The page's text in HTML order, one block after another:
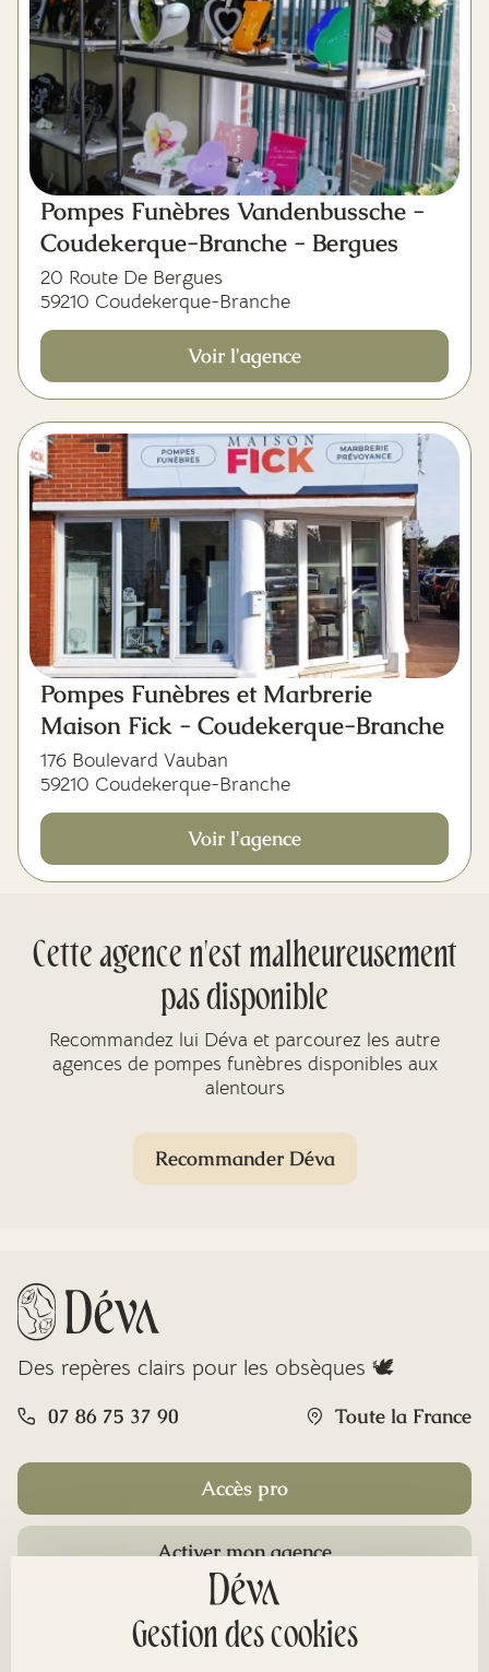
Pompes Funèbres Vandenbussche -
Coudekerque-Branche - Bergues
20 Route De Bergues
59210 Coudekerque-Branche
Voir l'agence
Pompes Funèbres et Marbrerie
Maison Fick - Coudekerque-Branche
176 Boulevard Vauban
59210 Coudekerque-Branche
Voir l'agence
Cette agence n'est malheureusement
pas disponible
Recommandez lui Déva et parcourez les autre
agences de pompes funèbres disponibles aux
alentours
Recommander Déva
Des repères clairs pour les obsèques 🕊️
07 86 75 37 90 Toute la France
Accès pro
Activer mon agence
Gestion des cookies